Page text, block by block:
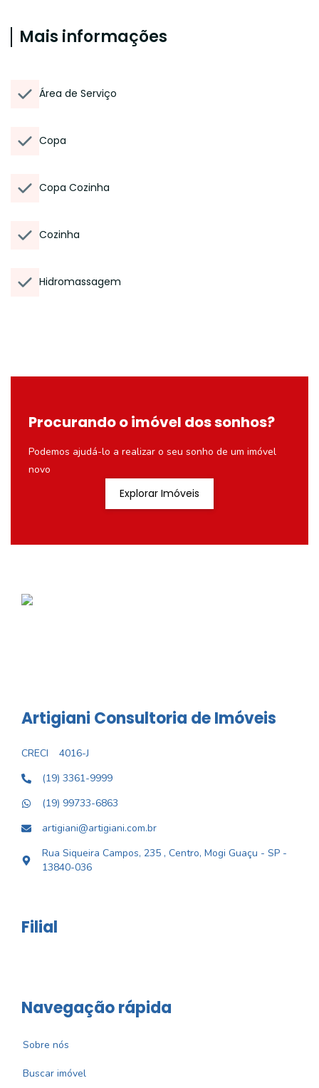
Mais informações
Área de Serviço
Copa
Copa Cozinha
Cozinha
Hidromassagem
Procurando o imóvel dos sonhos?
Podemos ajudá-lo a realizar o seu sonho de um imóvel
novo
Explorar Imóveis
Artigiani Consultoria de Imóveis
CRECI
4016-J
(19) 3361-9999
(19) 99733-6863
artigiani@artigiani.com.br
Rua Siqueira Campos, 235 , Centro, Mogi Guaçu - SP -
13840-036
Filial
Navegação rápida
Sobre nós
Buscar imóvel